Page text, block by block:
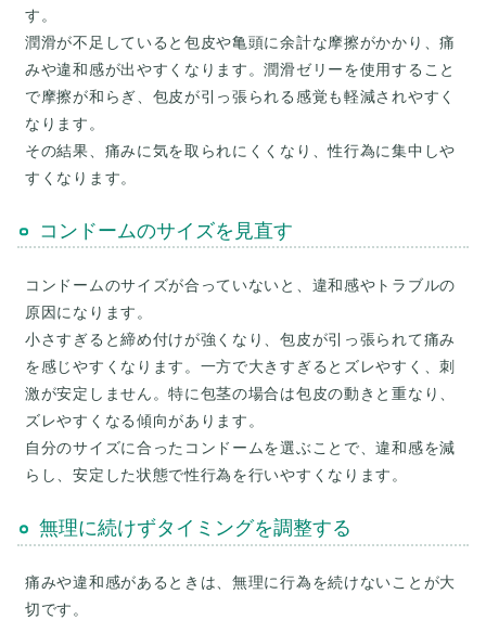
す。
潤滑が不足していると包皮や亀頭に余計な摩擦がかかり、痛
みや違和感が出やすくなります。潤滑ゼリーを使用すること
で摩擦が和らぎ、包皮が引っ張られる感覚も軽減されやすく
なります。
その結果、痛みに気を取られにくくなり、性行為に集中しや
コンドームのサイズを見直す
コンドームのサイズが合っていないと、違和感やトラブルの
原因になります。
小さすぎると締め付けが強くなり、包皮が引っ張られて痛み
を感じやすくなります。一方で大きすぎるとズレやすく、刺
激が安定しません。特に包茎の場合は包皮の動きと重なり、
ズレやすくなる傾向があります。
自分のサイズに合ったコンドームを選ぶことで、違和感を減
無理に続けずタイミングを調整する
痛みや違和感があるときは、無理に行為を続けないことが大
切です。